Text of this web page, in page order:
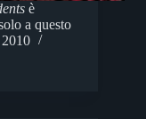
è
a questo